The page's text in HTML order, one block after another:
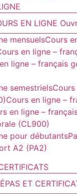
EN LIGNE
mensuelsCours
en ligne –
ligne – français
semestriels
Cours en ligne –
en ligne –
(CL900)
pour débutants
A2 (PA2)
ET